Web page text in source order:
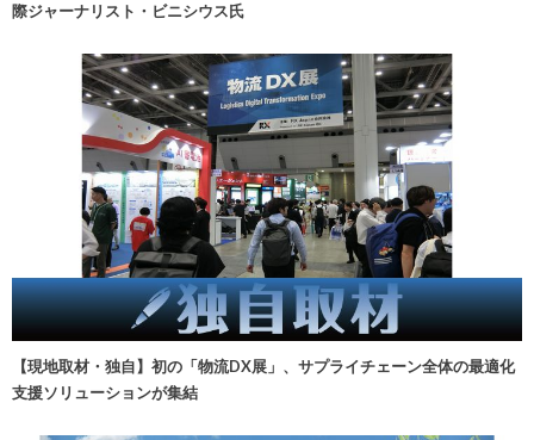
際ジャーナリスト・ビニシウス氏
【現地取材・独自】初の「物流DX展」、サプライチェーン全体の最適化
支援ソリューションが集結